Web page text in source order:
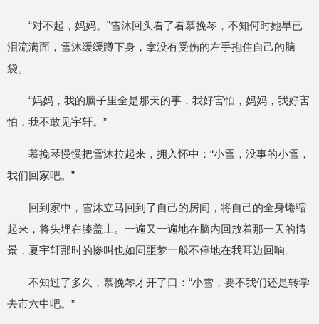
“对不起，妈妈。”雪沐回头看了看慕挽琴，不知何时她早已
泪流满面，雪沐缓缓蹲下身，拿没有受伤的左手抱住自己的脑
袋。
“妈妈，我的脑子里全是那天的事，我好害怕，妈妈，我好害
怕，我不敢见宇轩。”
慕挽琴慢慢把雪沐拉起来，拥入怀中：“小雪，没事的小雪，
我们回家吧。”
回到家中，雪沐立马回到了自己的房间，将自己的全身蜷缩
起来，将头埋在膝盖上。一遍又一遍地在脑内回放着那一天的情
景，夏宇轩那时的惨叫也如同噩梦一般不停地在我耳边回响。
不知过了多久，慕挽琴才开了口：“小雪，要不我们还是转学
去市六中吧。”